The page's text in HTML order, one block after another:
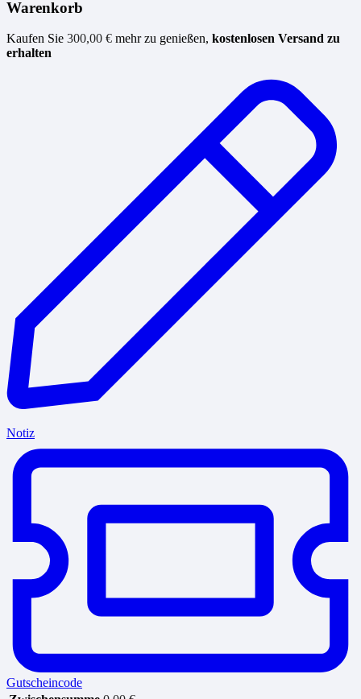
Warenkorb
Kaufen Sie 300,00 € mehr zu genießen, kostenlosen Versand zu
erhalten
Notiz
Gutscheincode